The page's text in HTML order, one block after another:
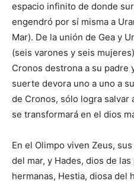
espacio infinito de donde
engendró por sí misma a
Mar). De la unión de Gea y
(seis varones y seis
Cronos destrona a su padre
suerte devora uno a uno a
de Cronos, sólo logra salvar
se transformará en el dios
En el Olimpo viven Zeus,
del mar, y Hades, dios de
hermanas, Hestia, diosa del